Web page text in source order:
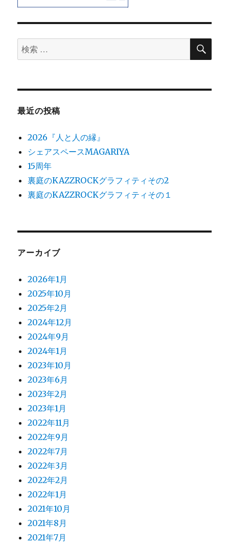
検
索
象:
検
最近の投稿
2026『人と人の縁』
シェアスペースMAGARIYA
15周年
裏庭のKAZZROCKグラフィティその2
裏庭のKAZZROCKグラフィティその１
アーカイブ
2026年1月
2025年10月
2025年2月
2024年12月
2024年9月
2024年1月
2023年10月
2023年6月
2023年2月
2023年1月
2022年11月
2022年9月
2022年7月
2022年3月
2022年2月
2022年1月
2021年10月
2021年8月
2021年7月